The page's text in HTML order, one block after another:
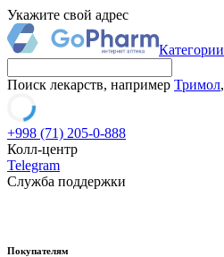
Укажите свой адрес
Категории
Поиск лекарств, например Тримол,
+998 (71) 205-0-888
Колл-центр
Telegram
Служба поддержки
Покупателям